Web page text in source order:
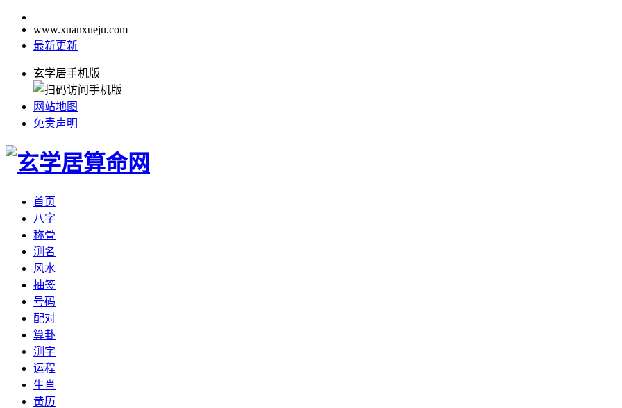
www.xuanxueju.com
最新更新
玄学居手机版
网站地图
免责声明
首页
八字
称骨
测名
风水
抽签
号码
配对
算卦
测字
运程
生肖
黄历